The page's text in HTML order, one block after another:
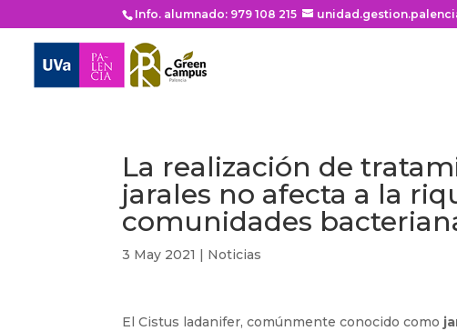
Info. alumnado: 979 108 215
La realización de
jarales no afecta a la
comunidades
3 May 2021 | Noticias
El Cistus ladanifer, comúnmente conocido como